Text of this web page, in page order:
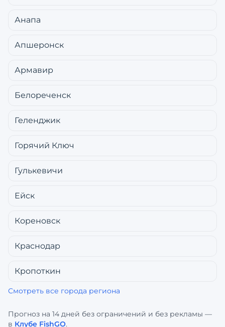
Анапа
Апшеронск
Армавир
Белореченск
Геленджик
Горячий Ключ
Гулькевичи
Ейск
Кореновск
Краснодар
Кропоткин
Смотреть все города региона
Прогноз на 14 дней без ограничений и без рекламы —
в Клубе FishGO.